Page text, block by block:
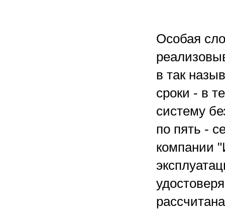
Особая
в так
сроки - в
систему
по пять -
компании